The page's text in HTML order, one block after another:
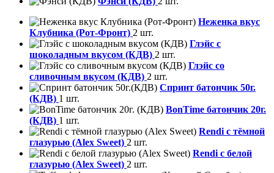
Неженка вкус
Клубника (Рот-Фронт) 2 шт.
Глэйс с
шоколадным вкусом (КДВ) 2 шт.
Глэйс со
сливочным вкусом (КДВ) 2 шт.
Спринт батончик 50г.
(КДВ) 1 шт.
BonTime батончик 20г.
(КДВ) 1 шт.
Rendi с тёмной
глазурью (Alex Sweet) 2 шт.
Rendi с белой
глазурью (Alex Sweet) 2 шт.